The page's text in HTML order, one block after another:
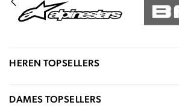
HEREN TOPSELLERS
DAMES TOPSELLERS